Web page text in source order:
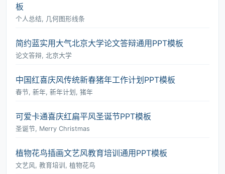
板
个人总结, 几何图形线条
简约蓝实用大气北京大学论文答辩通用PPT模板
论文答辩, 北京大学
中国红喜庆风传统新春猪年工作计划PPT模板
春节, 新年, 新年计划, 猪年
可爱卡通喜庆红扁平风圣诞节PPT模板
圣诞节, Merry Christmas
植物花鸟插画文艺风教育培训通用PPT模板
文艺风, 教育培训, 植物花鸟